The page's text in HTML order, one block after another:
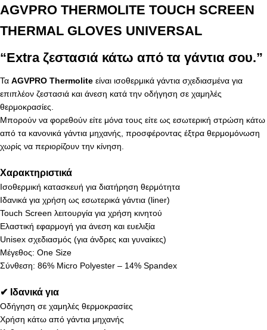
AGVPRO THERMOLITE TOUCH SCREEN
THERMAL GLOVES UNIVERSAL
“Extra ζεστασιά κάτω από τα γάντια σου.”
Τα AGVPRO Thermolite είναι ισοθερμικά γάντια σχεδιασμένα για
επιπλέον ζεστασιά και άνεση κατά την οδήγηση σε χαμηλές
θερμοκρασίες.
Μπορούν να φορεθούν είτε μόνα τους είτε ως εσωτερική στρώση κάτω
από τα κανονικά γάντια μηχανής, προσφέροντας έξτρα θερμομόνωση
χωρίς να περιορίζουν την κίνηση.
Χαρακτηριστικά
Ισοθερμική κατασκευή για διατήρηση θερμότητα
Ιδανικά για χρήση ως εσωτερικά γάντια (liner)
Touch Screen λειτουργία για χρήση κινητού
Ελαστική εφαρμογή για άνεση και ευελιξία
Unisex σχεδιασμός (για άνδρες και γυναίκες)
Μέγεθος: One Size
Σύνθεση: 86% Micro Polyester – 14% Spandex
✔ Ιδανικά για
Οδήγηση σε χαμηλές θερμοκρασίες
Χρήση κάτω από γάντια μηχανής